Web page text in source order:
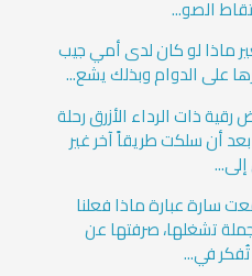
الصو...
ماذا لو كان لدى أمي جيب
على الدوام وبذلك يشع...
رقية ذات الرداء الأزرق رحلة
أن سلكت طريقاً آخر غير
سارة عبارة ماذا فعلنا
تشغلها، صرفتها عن
في...